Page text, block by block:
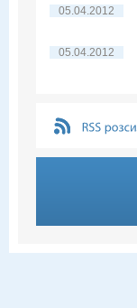
05.04.2012
05.04.2012